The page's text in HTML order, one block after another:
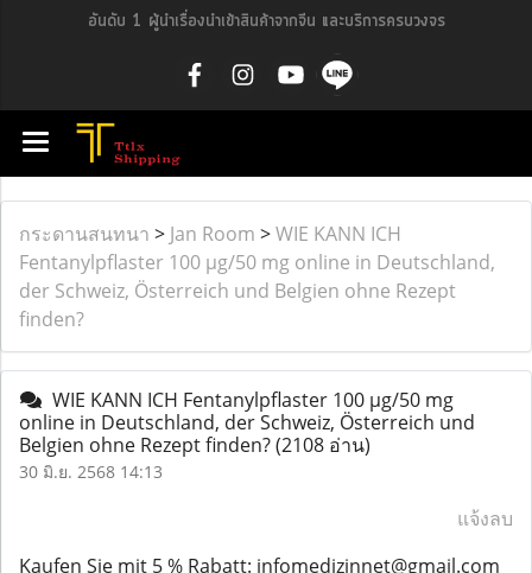
อันดับ 1 ผู้นำเรื่องนำเข้าสินค้าจากจีน และบริการครบวงจร
กระดานสนทนา > Jan Room >WIE KANN ICH
Fentanylpflaster 100 µg/50 mg online in Deutschland,
der Schweiz, Österreich und Belgien ohne Rezept
finden?
WIE KANN ICH Fentanylpflaster 100 µg/50 mg
online in Deutschland, der Schweiz, Österreich und
Belgien ohne Rezept finden?(2108 อ่าน)
30 มิ.ย. 2568 14:13
แจ้งลบ
Kaufen Sie mit 5 % Rabatt: infomedizinnet@gmail.com